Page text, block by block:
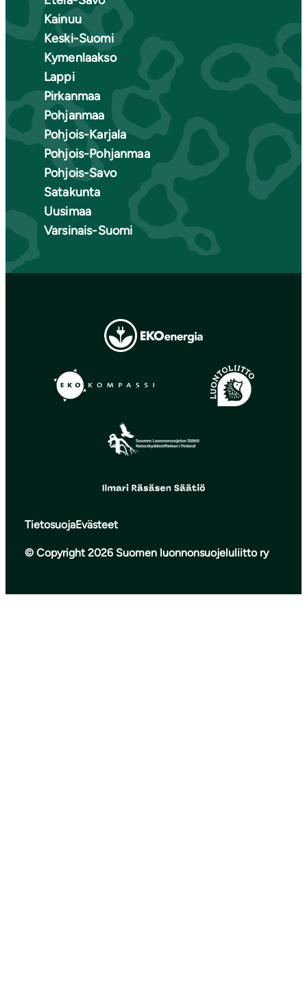
Kainuu
Keski-Suomi
Kymenlaakso
Lappi
Pirkanmaa
Pohjanmaa
Pohjois-Karjala
Pohjois-Pohjanmaa
Pohjois-Savo
Satakunta
Uusimaa
Varsinais-Suomi
TietosuojaEvästeet
© Copyright 2026 Suomen luonnonsuojeluliitto ry